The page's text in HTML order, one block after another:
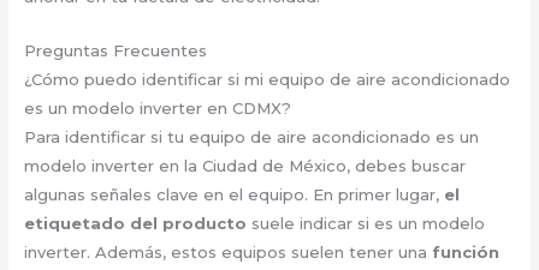
Preguntas Frecuentes
¿Cómo puedo identificar si mi equipo de aire acondicionado
es un modelo inverter en CDMX?
Para identificar si tu equipo de aire acondicionado es un
modelo inverter en la Ciudad de México, debes buscar
algunas señales clave en el equipo. En primer lugar, el
etiquetado del producto suele indicar si es un modelo
inverter. Además, estos equipos suelen tener una función